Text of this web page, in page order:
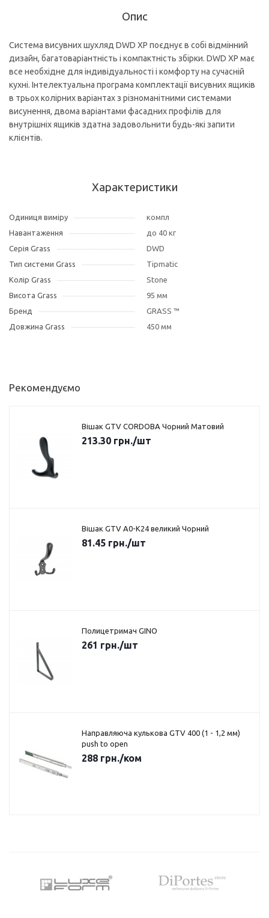
Опис
Система висувних шухляд DWD XP поєднує в собі відмінний
дизайн, багатоваріантність і компактність збірки. DWD XP має
все необхідне для індивідуальності і комфорту на сучасній
кухні. Інтелектуальна програма комплектації висувних ящиків
в трьох колірних варіантах з різноманітними системами
висунення, двома варіантами фасадних профілів для
внутрішніх ящиків здатна задовольнити будь-які запити
клієнтів.
Характеристики
Одиниця виміру
компл
Навантаження
до 40 кг
Серія Grass
DWD
Тип системи Grass
Tipmatic
Колір Grass
Stone
Висота Grass
95 мм
Бренд
GRASS ™
Довжина Grass
450 мм
Рекомендуємо
Вішак GTV CORDOBA Чорний Матовий
213.30 грн./шт
Вішак GTV A0-K24 великий Чорний
81.45 грн./шт
Полицетримач GINO
261 грн./шт
Направляюча кулькова GTV 400 (1 - 1,2 мм)
push to open
288 грн./ком